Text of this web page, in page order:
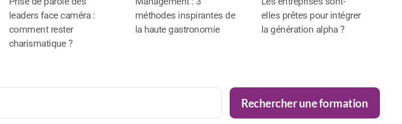
leaders face caméra :
comment rester
charismatique ?
méthodes inspirantes de
la haute gastronomie
elles prêtes pour intégrer
la génération alpha ?
Rechercher une formation